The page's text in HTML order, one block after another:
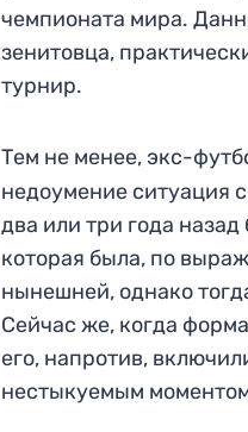
чемпионата мира.
зенитовца,
турнир.
Тем не менее, экс-
недоумение ситуация
два или три года
которая была, по
нынешней, однако
Сейчас же, когда
его, напротив,
нестыкуемым